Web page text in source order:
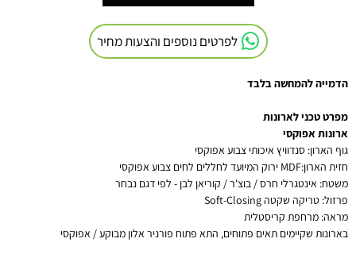
לפרטים נוספים והצעות מחיר
הדמייה להמחשה בלבד
מפרט טכני לארונות
ארונות אפוקסי
גוף הארון: סנדוויץ איכותי צבוע אפוקסי
חזית הארון:MDF
ירוק המיועד לחללים לחים צבוע אפוקסי
משטח: אינטגרלי חרס / בוצ'ר / קוריאן לבן - לפי דגם נבחר
פרזול: טריקה שקטהSoft-Closing
מראה: מרחפת קריסטלית
בארונות שקיימים תאים פתוחים, התא פתוח פורניר אלון מבוקע / אפוקסי